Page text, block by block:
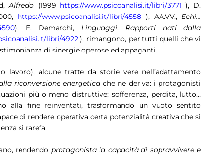
Alfredo (1999 https://www.psicoanalisi.it/libri/3771 ), D.
https://www.psicoanalisi.it/libri/4558 ), AA.VV., Echi…
), E. Demarchi, Linguaggi. Rapporti nati dalla
libri/4922 ), rimangono, per tutti quelli che vi
di sinergie operose ed appaganti.
alcune tratte da storie vere nell’adattamento
riconversione energetica che ne deriva: i protagonisti
più o meno distruttive: sofferenza, perdita, lutto…
alla fine reinventati, trasformando un vuoto sentito
di rendere operativa certa potenzialità creativa che si
si rarefa.
rendendo protagonista la capacità di sopravvivere e